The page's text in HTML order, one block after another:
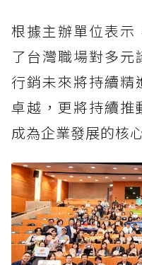
根據主辦單位表示
了台灣職場對多
行銷未來將持續精
卓越，更將持續推
成為企業發展的核